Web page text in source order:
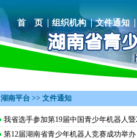
首 页 组织机构 文件通知
湖南平台 >> 文件通知
我省选手参加第19届中国青少年机器人
第12届湖南省青少年机器人竞赛成功举办